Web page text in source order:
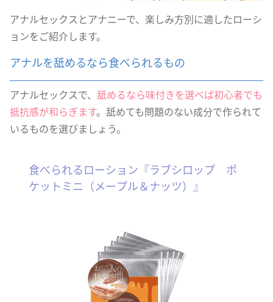
アナルセックスとアナニーで、楽しみ方別に適したローシ
ョンをご紹介します。
アナルを舐めるなら食べられるもの
アナルセックスで、 舐めるなら味付きを選べば初心者でも
抵抗感が和らぎます。舐めても問題のない成分で作られて
いるものを選びましょう。
食べられるローション『ラブシロップ ポ
ケットミニ（メープル＆ナッツ）』